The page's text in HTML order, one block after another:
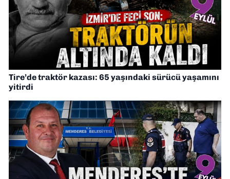
Tire’de traktör kazası: 65 yaşındaki sürücü yaşamını
yitirdi